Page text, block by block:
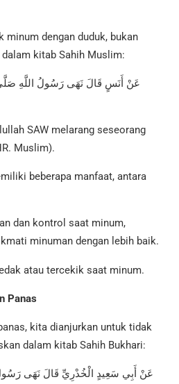
minum dengan duduk, bukan
kitab Sahih Muslim:
عَنْ أَنَسٍ قَالَ نَهَى رَسُولُ اللَّهِ
SAW melarang seseorang
Muslim).
beberapa manfaat, antara
dan kontrol saat minum,
minuman dengan lebih baik.
atau tercekik saat minum.
Panas
kita dianjurkan untuk tidak
dalam kitab Sahih Bukhari:
عَنْ أَبِي سَعِيدٍ الْخُدْرِيِّ قَالَ نَهَى